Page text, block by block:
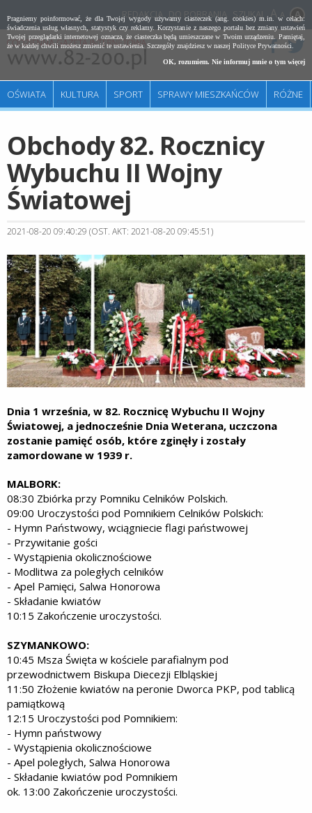
Pragniemy poinformować, że dla Twojej wygody używamy ciasteczek (ang. cookies) m.in. w celach:
świadczenia usług własnych, statystyk czy reklamy. Korzystanie z naszego portalu bez zmiany ustawień
Twojej przeglądarki internetowej oznacza, że ciasteczka będą umieszczane w Twoim urządzeniu. Pamiętaj,
że w każdej chwili możesz zmienić te ustawienia. Szczegóły znajdziesz w naszej Polityce Prywatności
OK, rozumiem. Nie informuj mnie o tym więcej
REDAKCJA DO POBRANIA SZUKAJ A
OŚWIATA KULTURA SPORT SPRAWY MIESZKAŃCÓW RÓŻNE
Obchody 82. Rocznicy
Wybuchu II Wojny
Światowej
2021-08-20 09:40:29 (OST. AKT: 2021-08-20 09:45:51)
Dnia 1 września, w 82. Rocznicę Wybuchu II Wojny
Światowej, a jednocześnie Dnia Weterana, uczczona
zostanie pamięć osób, które zginęły i zostały
zamordowane w 1939 r.
MALBORK:
08:30 Zbiórka przy Pomniku Celników Polskich.
09:00 Uroczystości pod Pomnikiem Celników Polskich:
- Hymn Państwowy, wciągniecie flagi państwowej
- Przywitanie gości
- Wystąpienia okolicznościowe
- Modlitwa za poległych celników
- Apel Pamięci, Salwa Honorowa
- Składanie kwiatów
10:15 Zakończenie uroczystości.
SZYMANKOWO:
10:45 Msza Święta w kościele parafialnym pod
przewodnictwem Biskupa Diecezji Elbląskiej
11:50 Złożenie kwiatów na peronie Dworca PKP, pod tablicą
pamiątkową
12:15 Uroczystości pod Pomnikiem:
- Hymn państwowy
- Wystąpienia okolicznościowe
- Apel poległych, Salwa Honorowa
- Składanie kwiatów pod Pomnikiem
ok. 13:00 Zakończenie uroczystości.